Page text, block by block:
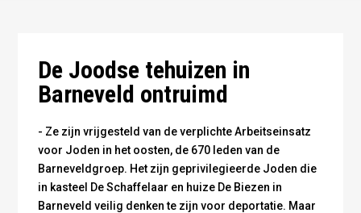
De Joodse tehuizen in
Barneveld ontruimd
- Ze zijn vrijgesteld van de verplichte Arbeitseinsatz
voor Joden in het oosten, de 670 leden van de
Barneveldgroep. Het zijn geprivilegieerde Joden die
in kasteel De Schaffelaar en huize De Biezen in
Barneveld veilig denken te zijn voor deportatie. Maar